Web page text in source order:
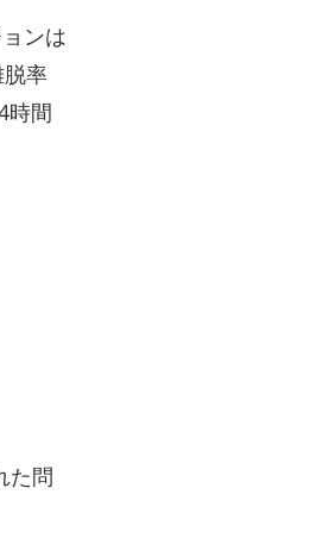
ンは
率
時間
た問